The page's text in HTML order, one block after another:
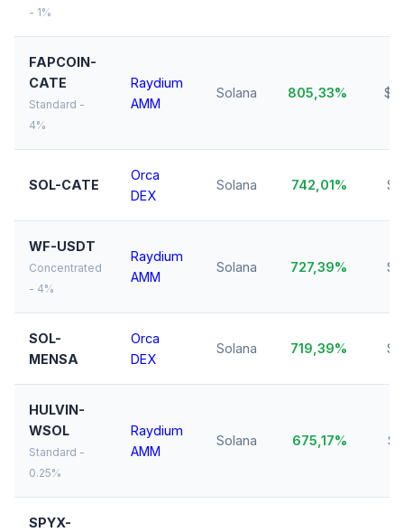
- 1%
FAPCOIN-
CATE
Standard -
4%
Raydium
AMM
Solana 805,33%
SOL-CATE
Orca
DEX
Solana 742,01%
WF-USDT
Concentrated
- 4%
Raydium
AMM
Solana 727,39%
SOL-
MENSA
Orca
DEX
Solana 719,39%
HULVIN-
WSOL
Standard -
0.25%
Raydium
AMM
Solana 675,17%
SPYX-